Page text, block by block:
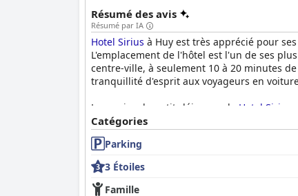
Résumé des avis
Résumé par IA
Hotel Sirius à Huy est très apprécié pour
L'emplacement de l'hôtel est l'un de ses
centre-ville, à seulement 10 à 20 minutes
tranquillité d'esprit aux voyageurs en
Le service du petit-déjeuner de Hotel Sirius
de plats et de boissons. Les clients
Les chambres sont constamment louées
le bruit de la circulation soit parfois
de grandes télévisions. Les salles de bains
Catégories
Parking
3 Étoiles
Famille